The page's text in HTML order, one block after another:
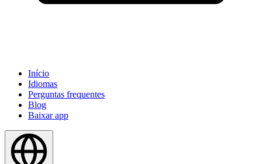
Início
Idiomas
Perguntas frequentes
Blog
Baixar app